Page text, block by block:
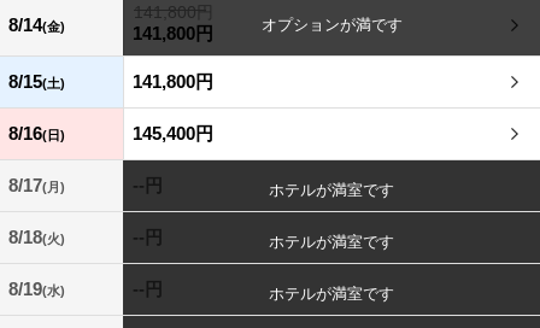
8/14(金)
141,800円
141,800円
8/15(土) 141,800円
8/16(日) 145,400円
8/17(月) --円
8/18(火) --円
8/19(水) --円